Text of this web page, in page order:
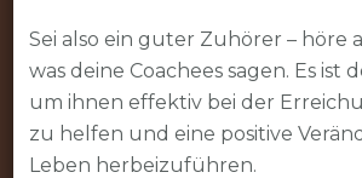
Sei also ein guter Zuhörer – höre
was deine Coachees sagen. Es ist
um ihnen effektiv bei der
zu helfen und eine positive
Leben herbeizuführen.